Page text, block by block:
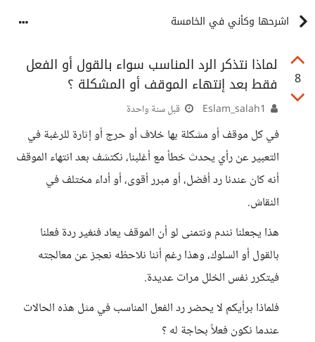
اشرحها وكأني في الخامسة
8
لماذا نتذكر الرد المناسب سواء بالقول أو الفعل
فقط بعد إنتهاء الموقف أو المشكلة ؟
قبل سنة واحدة
في كل موقف أو مشكلة بها خلاف أو حرج أو إثارة للرغبة في
التعبير عن رأي يحدث خطأ مع أغلبنا، نكتشف بعد انتهاء الموقف
أنه كان عندنا رد أفضل، أو مبرر أقوى، أو أداء مختلف في
النقاش.
هذا يجعلنا نندم ونتمنى لو أن الموقف يعاد فنغير ردة فعلنا
بالقول أو السلوك، وهذا رغم أننا نلاحظه نعجز عن معالجته
فيتكرر نفس الخلل مرات عديدة.
فلماذا برأيكم لا يحضر رد الفعل المناسب في مثل هذه الحالات
عندما نكون فعلاً بحاجة له ؟